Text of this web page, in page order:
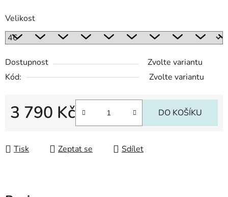
Velikost
Dostupnost
Zvolte variantu
Kód:
Zvolte variantu
3 790 Kč DO KOŠÍKU
Tisk Zeptat se Sdílet